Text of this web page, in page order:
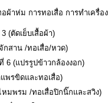
าห่ม การทอเสื่อ การทำเครื่อ
(ตัดเย็บเสื้อผ้า)
กสาน /ทอเสื่อ/หวด)
(แปรรูปข้าวกล้องงอก)
พรขิดและทอเสื่อ)
พรม /ทอเสื่อปิกนิ๊กและสวิง)